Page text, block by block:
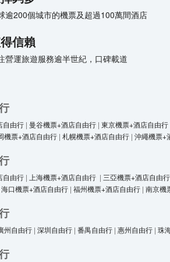
逾200個城市的機票及超過100萬間酒店
信賴
營運旅遊服務逾半世紀，口碑載道
自由行 | 曼谷機票+酒店自由行 | 東京機票+酒店自由行
機票+酒店自由行 | 札幌機票+酒店自由行 | 沖繩機票+
自由行 | 上海機票+酒店自由行 | 三亞機票+酒店自由行
海口機票+酒店自由行 | 福州機票+酒店自由行 | 南京機
州自由行 | 深圳自由行 | 番禺自由行 | 惠州自由行 | 珠